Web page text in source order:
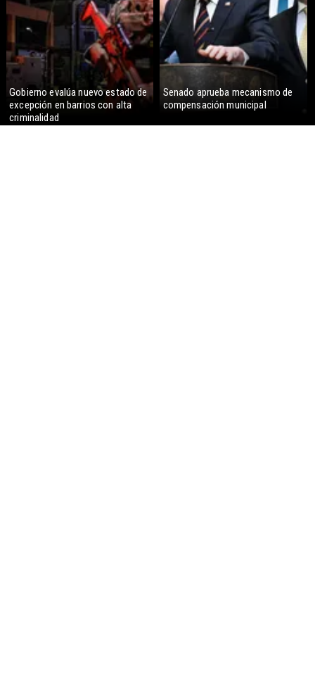
Gobierno evalúa nuevo estado de
excepción en barrios con alta
criminalidad
Senado aprueba mecanismo de
compensación municipal